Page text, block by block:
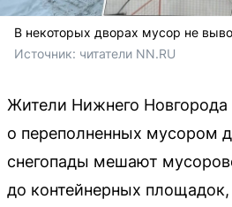
В некоторых дворах мусор не
Источник: читатели NN.RU
Жители Нижнего
о переполненных мусором
снегопады мешают
до контейнерных площадок,